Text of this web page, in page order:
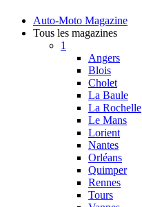
Auto-Moto Magazine
Tous les magazines
1
Angers
Blois
Cholet
La Baule
La Rochelle
Le Mans
Lorient
Nantes
Orléans
Quimper
Rennes
Tours